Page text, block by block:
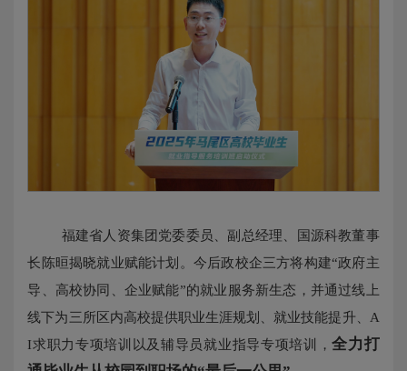
福建省人资集团党委委员、副总经理、国源科教董事
长陈晅揭晓就业赋能计划。今后政校企三方将构建“政府主
导、高校协同、企业赋能”的就业服务新生态，并通过线上
线下为三所区内高校提供职业生涯规划、就业技能提升、A
I求职力专项培训以及辅导员就业指导专项培训，全力打